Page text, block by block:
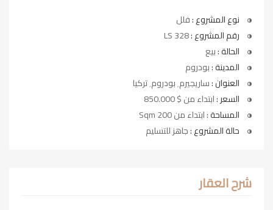
نوع المشروع :فلل
رقم المشروع :
الحالة :بيع
المدينة :بودروم
العنوان :ساريجيرم٬ بودروم٬ تركيا
السعر :ابتداء من $ 850.000
المساحة :ابتداء من 200 Sqm
حالة المشروع :جاهز للتسليم
شرح العقار